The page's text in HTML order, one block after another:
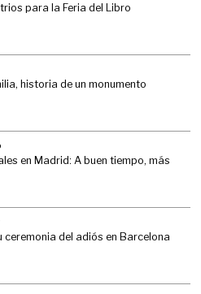
para la Feria del Libro
historia de un monumento
en Madrid: A buen tiempo, más
ceremonia del adiós en Barcelona